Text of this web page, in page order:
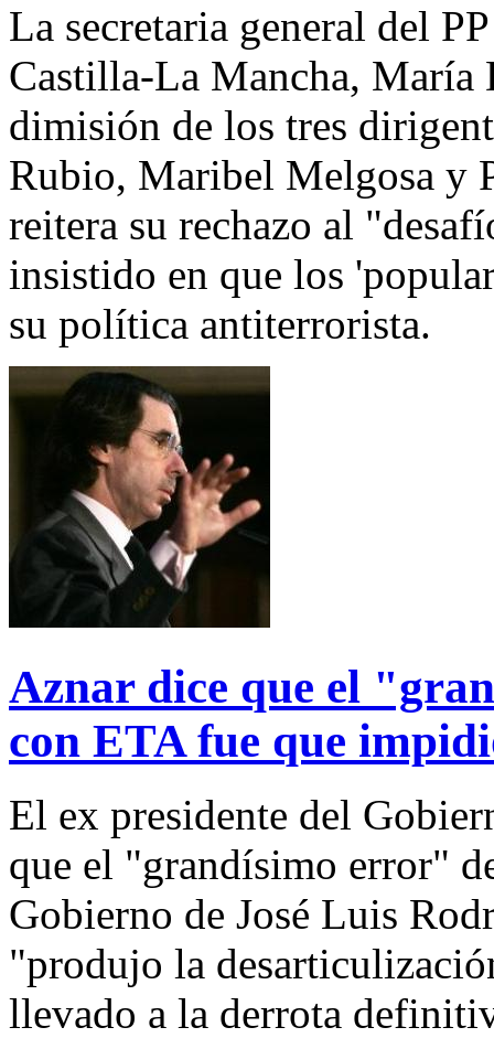
La secretaria general del
Castilla-La Mancha, María
dimisión de los tres
Rubio, Maribel Melgosa y
reitera su rechazo al
insistido en que los
su política antiterrorista.
Aznar dice que el
con ETA fue que
El ex presidente del
que el "grandísimo error"
Gobierno de José Luis
"produjo la
llevado a la derrota